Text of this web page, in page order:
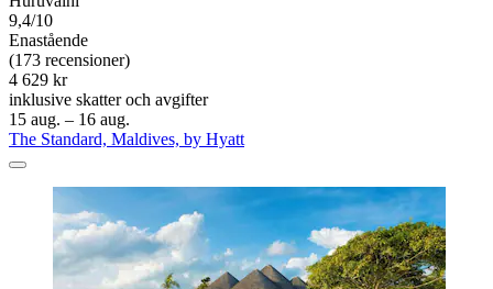
9,4/10
Enastående
(173 recensioner)
4 629 kr
inklusive skatter och avgifter
15 aug. – 16 aug.
The Standard, Maldives, by Hyatt